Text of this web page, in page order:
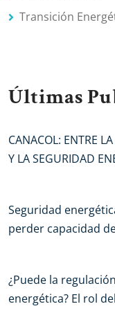
Transición
Últimas
CANACOL: ENTRE
Y LA SEGURIDAD
Seguridad
perder capacidad
¿Puede la
energética? El rol